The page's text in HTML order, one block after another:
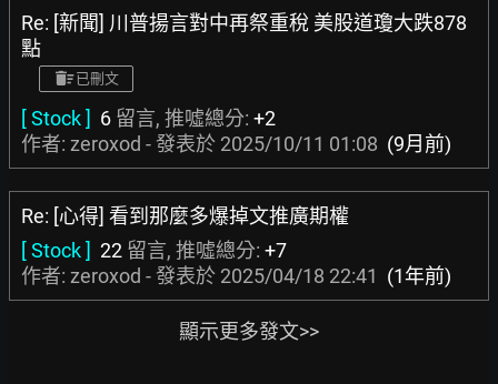
Re: [新聞] 川普揚言對中再祭重稅 美股道瓊大跌878
點
已刪文
[ Stock ] 6 留言, 推噓總分: +2
作者: zeroxod - 發表於 2025/10/11 01:08 (9月前)
Re: [心得] 看到那麼多爆掉文推廣期權
[ Stock ] 22 留言, 推噓總分: +7
作者: zeroxod - 發表於 2025/04/18 22:41 (1年前)
顯示更多發文>>